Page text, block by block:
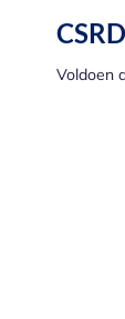
Voldoen